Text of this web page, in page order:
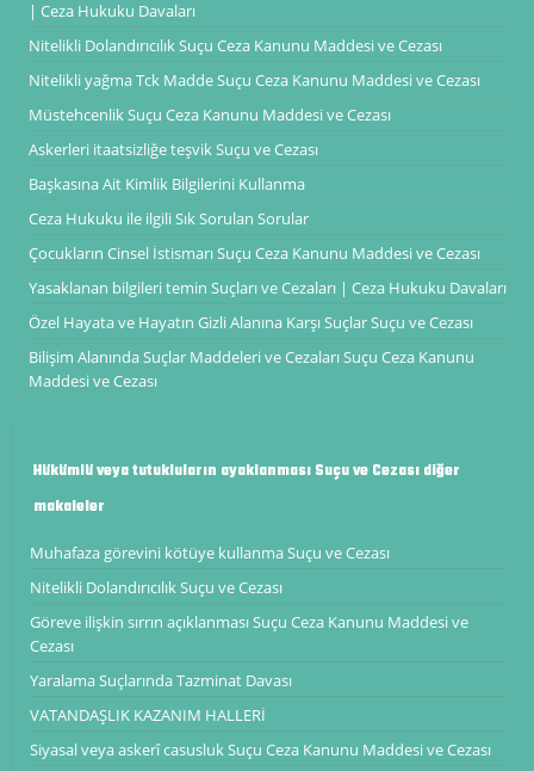
| Ceza Hukuku Davaları
Nitelikli Dolandırıcılık Suçu Ceza Kanunu Maddesi ve Cezası
Nitelikli yağma Tck Madde Suçu Ceza Kanunu Maddesi ve Cezası
Müstehcenlik Suçu Ceza Kanunu Maddesi ve Cezası
Askerleri itaatsizliğe teşvik Suçu ve Cezası
Başkasına Ait Kimlik Bilgilerini Kullanma
Ceza Hukuku ile ilgili Sık Sorulan Sorular
Çocukların Cinsel İstismarı Suçu Ceza Kanunu Maddesi ve Cezası
Yasaklanan bilgileri temin Suçları ve Cezaları | Ceza Hukuku Davaları
Özel Hayata ve Hayatın Gizli Alanına Karşı Suçlar Suçu ve Cezası
Bilişim Alanında Suçlar Maddeleri ve Cezaları Suçu Ceza Kanunu
Maddesi ve Cezası
Hükümlü veya tutukluların ayaklanması Suçu ve Cezası diğer
makaleler
Muhafaza görevini kötüye kullanma Suçu ve Cezası
Nitelikli Dolandırıcılık Suçu ve Cezası
Göreve ilişkin sırrın açıklanması Suçu Ceza Kanunu Maddesi ve
Cezası
Yaralama Suçlarında Tazminat Davası
VATANDAŞLIK KAZANIM HALLERİ
Siyasal veya askerî casusluk Suçu Ceza Kanunu Maddesi ve Cezası